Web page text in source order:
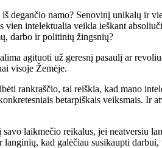
degančio namo? Senovinį unikalų ir
vien intelektualia veikla ieškant
darbo ir politinių žingsnių?
agituoti už geresnį pasaulį ar
visoje Žemėje.
rankraščio, tai reiškia, kad mano
betarpiškais veiksmais. Ir
savo laikmečio reikalus, jei neatversiu
langinių, kad galėčiau susikaupti